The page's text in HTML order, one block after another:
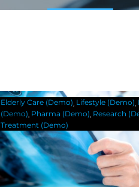
Elderly Care (Demo) Lifestyle (Demo)
(Demo) Pharma (Demo) Research
Treatment (Demo)